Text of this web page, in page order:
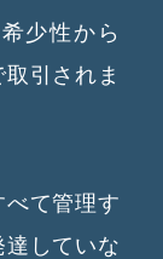
少性から
引されま
て管理す
していな